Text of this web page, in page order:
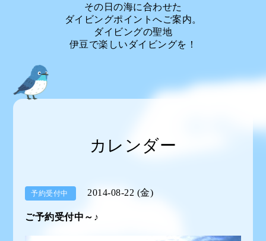
その日の海に合わせた
ダイビングポイントへご案内。
ダイビングの聖地
伊豆で楽しいダイビングを！
カレンダー
予約受付中 2014-08-22 (金)
ご予約受付中～♪